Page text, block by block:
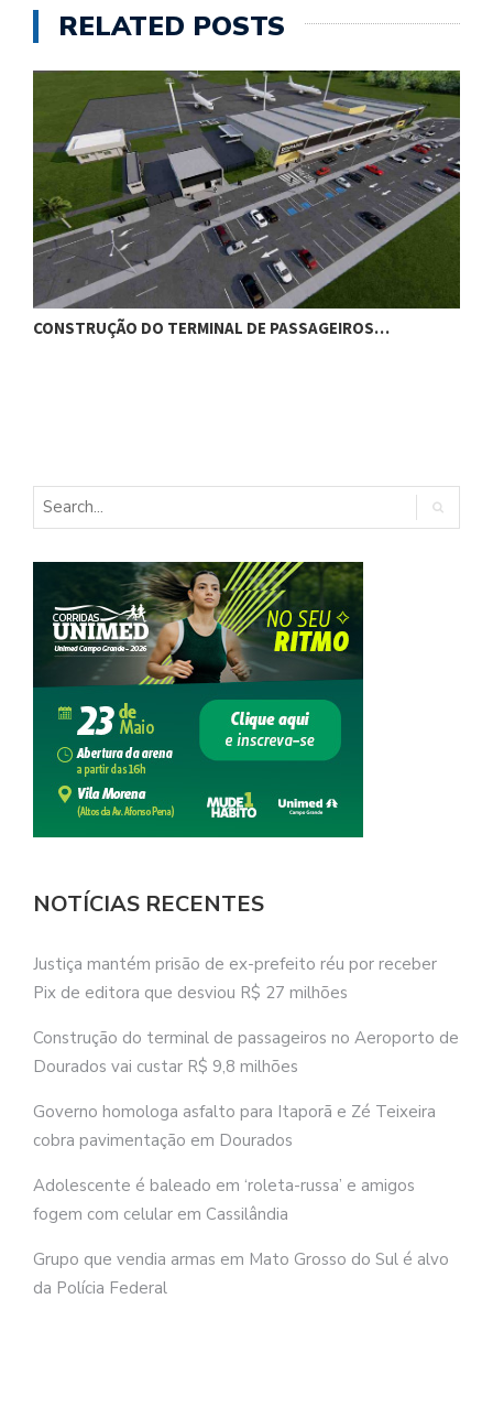
RELATED POSTS
CONSTRUÇÃO DO TERMINAL DE PASSAGEIROS…
NOTÍCIAS RECENTES
Justiça mantém prisão de ex-prefeito réu por receber
Pix de editora que desviou R$ 27 milhões
Construção do terminal de passageiros no Aeroporto de
Dourados vai custar R$ 9,8 milhões
Governo homologa asfalto para Itaporã e Zé Teixeira
cobra pavimentação em Dourados
Adolescente é baleado em ‘roleta-russa’ e amigos
fogem com celular em Cassilândia
Grupo que vendia armas em Mato Grosso do Sul é alvo
da Polícia Federal